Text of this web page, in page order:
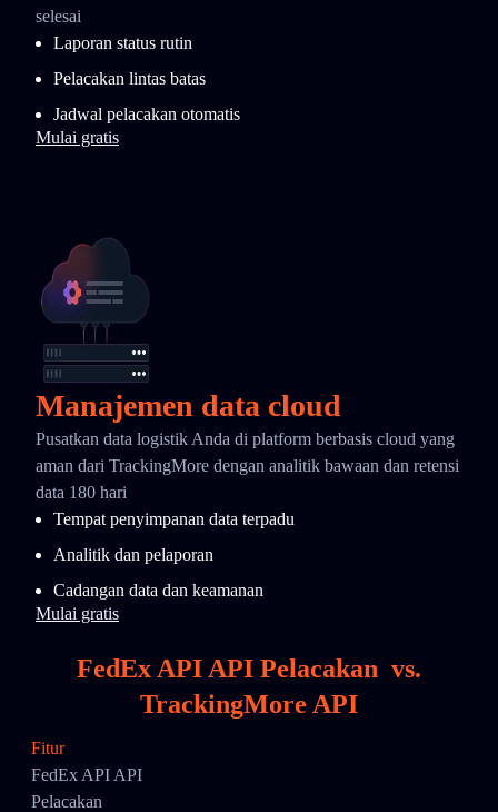
selesai
Laporan status rutin
Pelacakan lintas batas
Jadwal pelacakan otomatis
Mulai gratis
Manajemen data cloud
Pusatkan data logistik Anda di platform berbasis cloud yang
aman dari TrackingMore dengan analitik bawaan dan retensi
data 180 hari
Tempat penyimpanan data terpadu
Analitik dan pelaporan
Cadangan data dan keamanan
Mulai gratis
FedEx API API Pelacakan vs.
TrackingMore API
Fitur
FedEx API API
Pelacakan